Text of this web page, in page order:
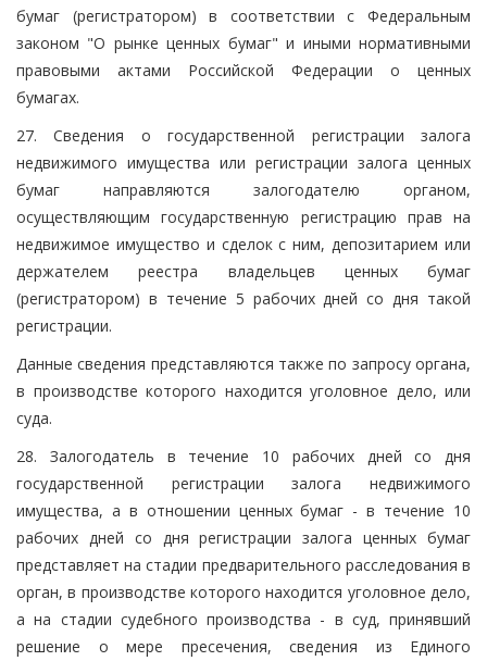
бумаг (регистратором) в соответствии с Федеральным
законом "О рынке ценных бумаг" и иными нормативными
правовыми актами Российской Федерации о ценных
бумагах.
27. Сведения о государственной регистрации залога
недвижимого имущества или регистрации залога ценных
бумаг направляются залогодателю органом,
осуществляющим государственную регистрацию прав на
недвижимое имущество и сделок с ним, депозитарием или
держателем реестра владельцев ценных бумаг
(регистратором) в течение 5 рабочих дней со дня такой
регистрации.
Данные сведения представляются также по запросу органа,
в производстве которого находится уголовное дело, или
суда.
28. Залогодатель в течение 10 рабочих дней со дня
государственной регистрации залога недвижимого
имущества, а в отношении ценных бумаг - в течение 10
рабочих дней со дня регистрации залога ценных бумаг
представляет на стадии предварительного расследования в
орган, в производстве которого находится уголовное дело,
а на стадии судебного производства - в суд, принявший
решение о мере пресечения, сведения из Единого